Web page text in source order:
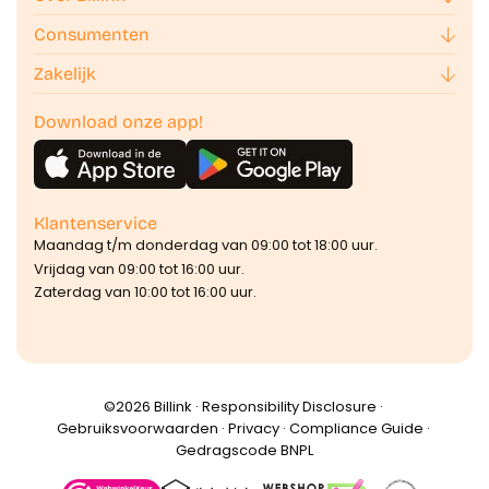
Consumenten
Zakelijk
Download onze app!
Klantenservice
Maandag t/m donderdag van 09:00 tot 18:00 uur.
Vrijdag van 09:00 tot 16:00 uur.
Zaterdag van 10:00 tot 16:00 uur.
©️2026 Billink · Responsibility Disclosure ·
Gebruiksvoorwaarden · Privacy· Compliance Guide ·
Gedragscode BNPL